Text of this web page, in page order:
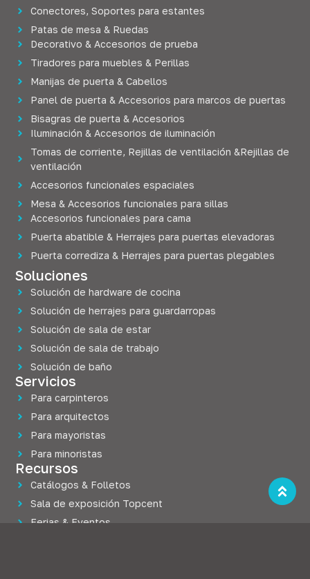
Conectores, Soportes para estantes
Patas de mesa & Ruedas
Decorativo & Accesorios de prueba
Tiradores para muebles & Perillas
Manijas de puerta & Cabellos
Panel de puerta & Accesorios para marcos de puertas
Bisagras de puerta & Accesorios
Iluminación & Accesorios de iluminación
Tomas de corriente, Rejillas de ventilación &Rejillas de
ventilación
Accesorios funcionales espaciales
Mesa & Accesorios funcionales para sillas
Accesorios funcionales para cama
Puerta abatible & Herrajes para puertas elevadoras
Puerta corrediza & Herrajes para puertas plegables
Soluciones
Solución de hardware de cocina
Solución de herrajes para guardarropas
Solución de sala de estar
Solución de sala de trabajo
Solución de baño
Servicios
Para carpinteros
Para arquitectos
Para mayoristas
Para minoristas
Recursos
Catálogos & Folletos
Sala de exposición Topcent
Ferias & Eventos